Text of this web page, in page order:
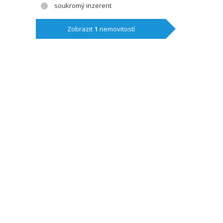
soukromý inzerent
Zobrazit 1 nemovitostí